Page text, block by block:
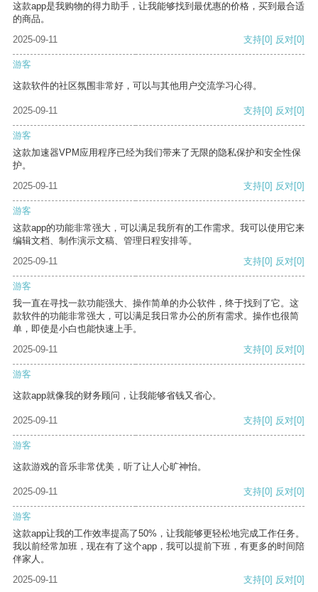
这款app是我购物的得力助手，让我能够找到最优惠的价格，买到最合适
的商品。
2025-09-11
支持[0] 反对[0]
游客
这款软件的社区氛围非常好，可以与其他用户交流学习心得。
2025-09-11 支持[0] 反对[0]
游客
这款加速器VPM应用程序已经为我们带来了无限的隐私保护和安全性保
护。
2025-09-11
支持[0] 反对[0]
游客
这款app的功能非常强大，可以满足我所有的工作需求。我可以使用它来
编辑文档、制作演示文稿、管理日程安排等。
2025-09-11
支持[0] 反对[0]
游客
我一直在寻找一款功能强大、操作简单的办公软件，终于找到了它。这
款软件的功能非常强大，可以满足我日常办公的所有需求。操作也很简
单，即使是小白也能快速上手。
2025-09-11
支持[0] 反对[0]
游客
这款app就像我的财务顾问，让我能够省钱又省心。
2025-09-11 支持[0] 反对[0]
游客
这款游戏的音乐非常优美，听了让人心旷神怡。
2025-09-11 支持[0] 反对[0]
游客
这款app让我的工作效率提高了50%，让我能够更轻松地完成工作任务。
我以前经常加班，现在有了这个app，我可以提前下班，有更多的时间陪
伴家人。
2025-09-11
支持[0] 反对[0]